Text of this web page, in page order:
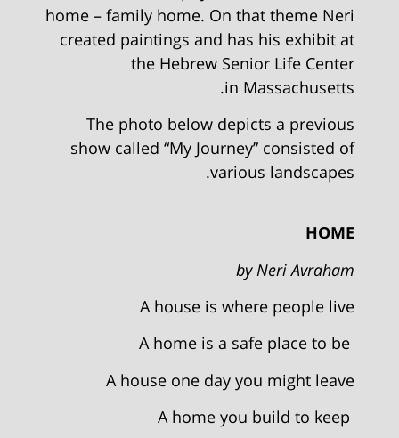
home – family home. On that theme Neri
created paintings and has his exhibit at
the Hebrew Senior Life Center
in Massachusetts.
The photo below depicts a previous
show called “My Journey” consisted of
various landscapes.
HOME
by Neri Avraham
A house is where people live
A house one day you might leave